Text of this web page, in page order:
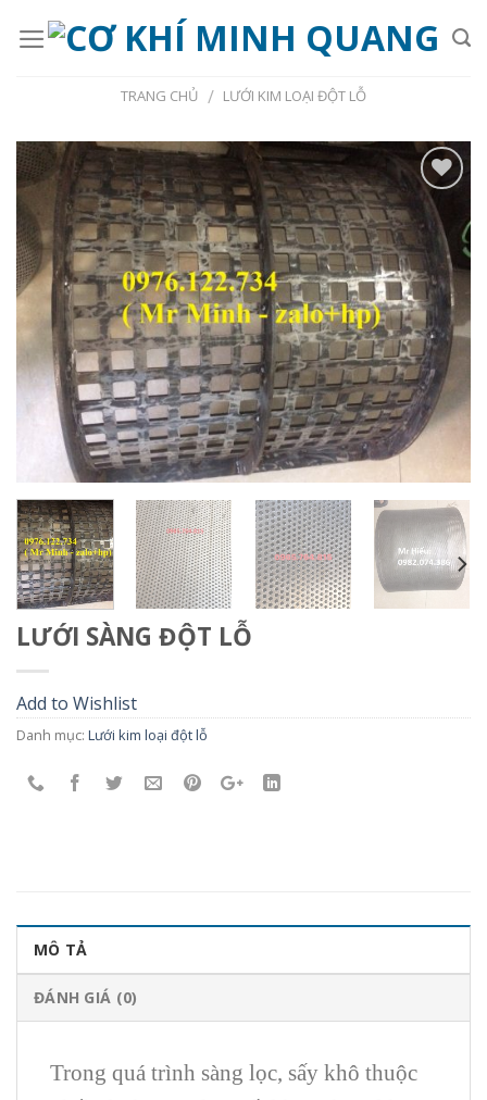
TRANG CHỦ / LƯỚI KIM LOẠI ĐỘT LỖ
Add to
Wishlist
LƯỚI SÀNG ĐỘT LỖ
Add to Wishlist
Danh mục: Lưới kim loại đột lỗ
MÔ TẢ
ĐÁNH GIÁ (0)
Trong quá trình sàng lọc, sấy khô thuộc